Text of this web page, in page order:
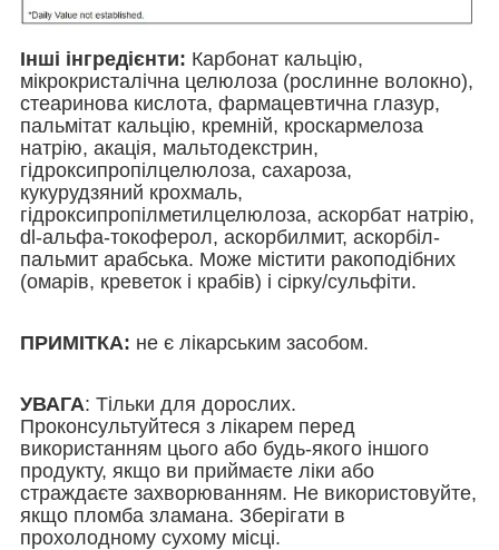
Інші інгредієнти: Карбонат кальцію,
мікрокристалічна целюлоза (рослинне волокно),
стеаринова кислота, фармацевтична глазур,
пальмітат кальцію, кремній, кроскармелоза
натрію, акація, мальтодекстрин,
гідроксипропілцелюлоза, сахароза,
кукурудзяний крохмаль,
гідроксипропілметилцелюлоза, аскорбат натрію,
dl-альфа-токоферол, аскорбилмит, аскорбіл-
пальмит арабська. Може містити ракоподібних
(омарів, креветок і крабів) і сірку/сульфіти.
ПРИМІТКА: не є лікарським засобом.
УВАГА: Тільки для дорослих.
Проконсультуйтеся з лікарем перед
використанням цього або будь-якого іншого
продукту, якщо ви приймаєте ліки або
страждаєте захворюванням. Не використовуйте,
якщо пломба зламана. Зберігати в
прохолодному сухому місці.